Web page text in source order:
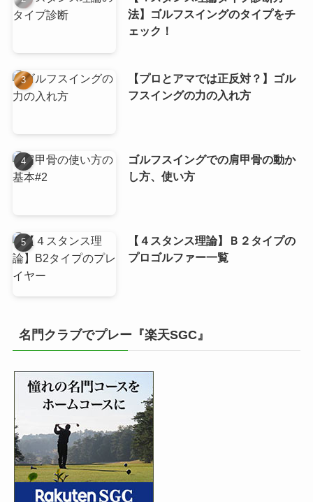
法】ゴルフスイングのタイプをチ
ェック！
【プロとアマでは正反対？】ゴル
フスイングの力の入れ方
ゴルフスイングでの肩甲骨の動か
し方、使い方
【４スタンス理論】Ｂ２タイプの
プロゴルファー一覧
名門クラブでプレー『楽天SGC』